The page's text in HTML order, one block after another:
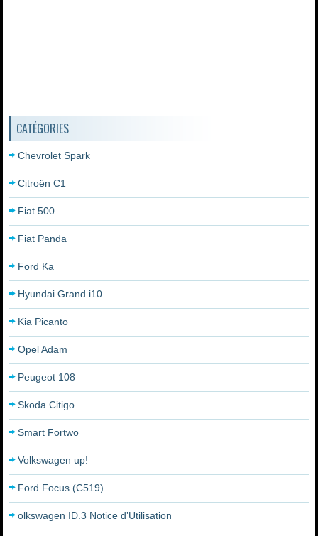
CATÉGORIES
Chevrolet Spark
Citroën C1
Fiat 500
Fiat Panda
Ford Ka
Hyundai Grand i10
Kia Picanto
Opel Adam
Peugeot 108
Skoda Citigo
Smart Fortwo
Volkswagen up!
Ford Focus (C519)
olkswagen ID.3 Notice d’Utilisation